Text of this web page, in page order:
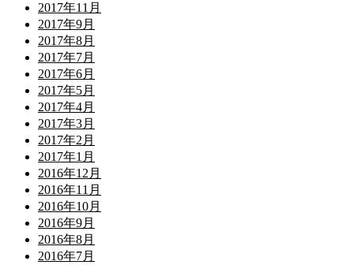
2017年11月
2017年9月
2017年8月
2017年7月
2017年6月
2017年5月
2017年4月
2017年3月
2017年2月
2017年1月
2016年12月
2016年11月
2016年10月
2016年9月
2016年8月
2016年7月